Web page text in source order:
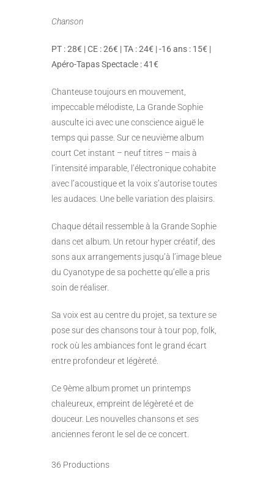
Chanson
PT : 28€ | CE : 26€ | TA : 24€ | -16 ans : 15€ |
Apéro-Tapas Spectacle : 41€
Chanteuse toujours en mouvement,
impeccable mélodiste, La Grande Sophie
ausculte ici avec une conscience aiguë le
temps qui passe. Sur ce neuvième album
court Cet instant – neuf titres – mais à
l’intensité imparable, l’électronique cohabite
avec l’acoustique et la voix s’autorise toutes
les audaces. Une belle variation des plaisirs.
Chaque détail ressemble à la Grande Sophie
dans cet album. Un retour hyper créatif, des
sons aux arrangements jusqu’à l’image bleue
du Cyanotype de sa pochette qu’elle a pris
soin de réaliser.
Sa voix est au centre du projet, sa texture se
pose sur des chansons tour à tour pop, folk,
rock où les ambiances font le grand écart
entre profondeur et légèreté.
Ce 9ème album promet un printemps
chaleureux, empreint de légèreté et de
douceur. Les nouvelles chansons et ses
anciennes feront le sel de ce concert.
36 Productions